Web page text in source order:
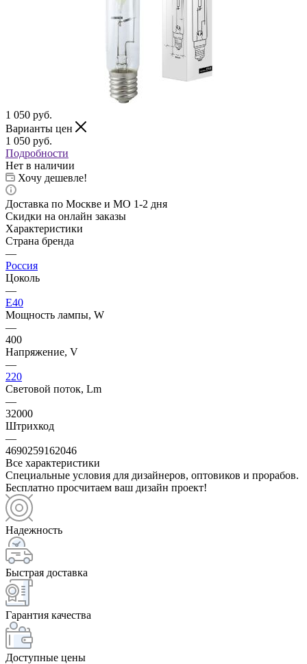
1 050 руб.
Варианты цен
1 050 руб.
Подробности
Нет в наличии
Хочу дешевле!
Доставка по Москве и МО 1-2 дня
Скидки на онлайн заказы
Характеристики
Страна бренда
—
Россия
Цоколь
—
E40
Мощность лампы, W
—
400
Напряжение, V
—
220
Световой поток, Lm
—
32000
Штрихкод
—
4690259162046
Все характеристики
Специальные условия для дизайнеров, оптовиков и прорабов.
Бесплатно просчитаем ваш дизайн проект!
Надежность
Быстрая доставка
Гарантия качества
Доступные цены